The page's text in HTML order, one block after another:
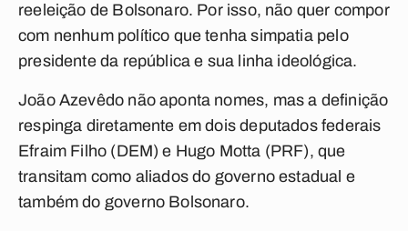
reeleição de Bolsonaro. Por isso, não quer compor
com nenhum político que tenha simpatia pelo
presidente da república e sua linha ideológica.
João Azevêdo não aponta nomes, mas a definição
respinga diretamente em dois deputados federais
Efraim Filho (DEM) e Hugo Motta (PRF), que
transitam como aliados do governo estadual e
também do governo Bolsonaro.